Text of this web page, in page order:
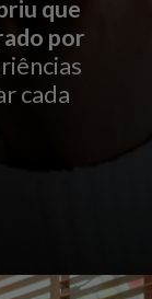
que
por
cada